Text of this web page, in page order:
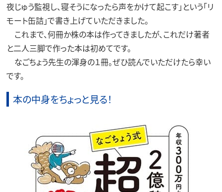
夜じゅう監視し、寝そうになったら声をかけて起こす」という「リ
モート缶詰」で書き上げていただきました。
これまで、何冊か株の本は作ってきましたが、これだけ著者
と二人三脚で作った本は初めてです。
なごちょう先生の渾身の１冊。ぜひ読んでいただけたら幸い
です。
本の中身をちょっと見る！